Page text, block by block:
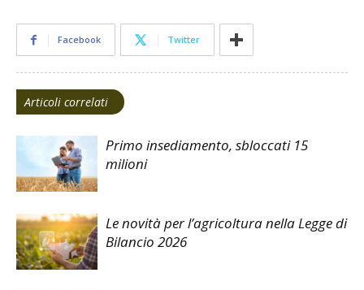
Facebook Twitter
Articoli correlati
Primo insediamento, sbloccati 15
milioni
Le novità per l’agricoltura nella Legge di
Bilancio 2026